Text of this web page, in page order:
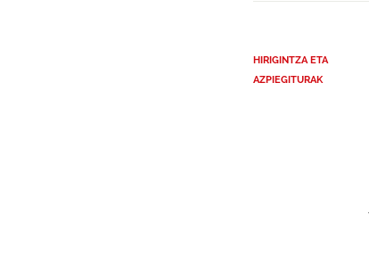
HIRIGINTZA ETA
AZPIEGITURAK